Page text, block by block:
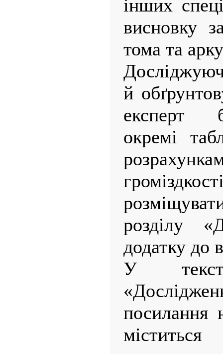
інших
висновку
тома та
й
експерт
окремі
розділу
додатку до
У
посилання